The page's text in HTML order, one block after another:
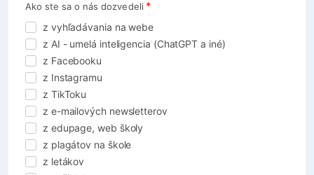
Ako ste sa o nás dozvedeli
z vyhľadávania na webe
z AI - umelá inteligencia (ChatGPT a iné)
z Facebooku
z Instagramu
z TikToku
z e-mailových newsletterov
z edupage, web školy
z plagátov na škole
z letákov